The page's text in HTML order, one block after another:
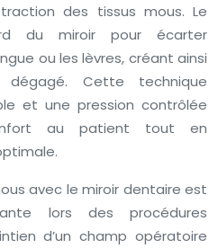
des tissus mous. Le
du miroir pour écarter
ou les lèvres, créant ainsi
Cette technique
et une pression contrôlée
au patient tout en
avec le miroir dentaire est
lors des procédures
d’un champ opératoire